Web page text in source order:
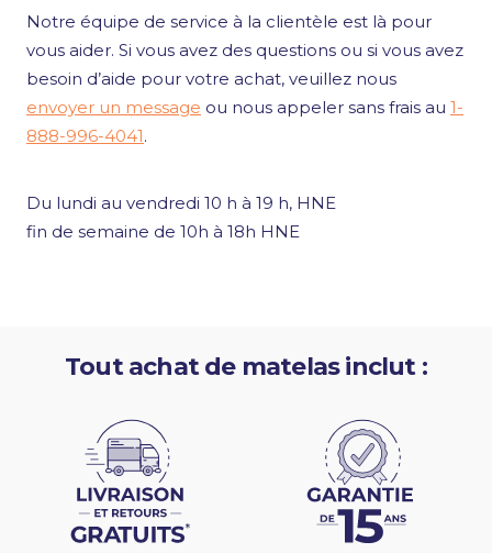
Notre équipe de service à la clientèle est là pour
vous aider. Si vous avez des questions ou si vous avez
besoin d’aide pour votre achat, veuillez nous
envoyer un message ou nous appeler sans frais au 1-
888-996-4041.
Du lundi au vendredi 10 h à 19 h, HNE
fin de semaine de 10h à 18h HNE
Tout achat de matelas inclut :